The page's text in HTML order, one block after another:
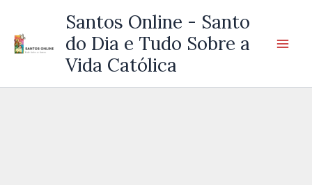
Santos Online - Santo
do Dia e Tudo Sobre a
Vida Católica